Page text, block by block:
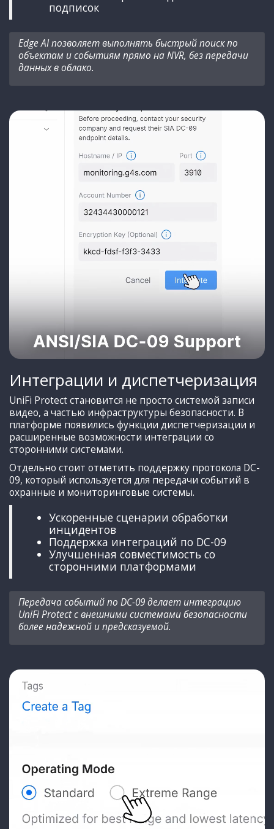
подписок
Edge AI позволяет выполнять быстрый поиск по
объектам и событиям прямо на NVR, без передачи
данных в облако.
Интеграции и диспетчеризация
UniFi Protect становится не просто системой записи
видео, а частью инфраструктуры безопасности. В
платформе появились функции диспетчеризации и
расширенные возможности интеграции со
сторонними системами.
Отдельно стоит отметить поддержку протокола DC-
09, который используется для передачи событий в
охранные и мониторинговые системы.
Ускоренные сценарии обработки
инцидентов
Поддержка интеграций по DC-09
Улучшенная совместимость со
сторонними платформами
Передача событий по DC-09 делает интеграцию
UniFi Protect с внешними системами безопасности
более надежной и предсказуемой.